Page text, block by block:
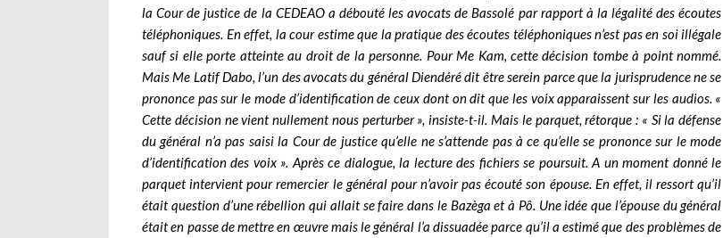
la Cour de justice de la CEDEAO a débouté les avocats de Bassolé par rapport à la légalité des écoutes
téléphoniques. En effet, la cour estime que la pratique des écoutes téléphoniques n’est pas en soi illégale
sauf si elle porte atteinte au droit de la personne. Pour Me Kam, cette décision tombe à point nommé.
Mais Me Latif Dabo, l’un des avocats du général Diendéré dit être serein parce que la jurisprudence ne se
prononce pas sur le mode d’identification de ceux dont on dit que les voix apparaissent sur les audios. «
Cette décision ne vient nullement nous perturber », insiste-t-il. Mais le parquet, rétorque : « Si la défense
du général n’a pas saisi la Cour de justice qu’elle ne s’attende pas à ce qu’elle se prononce sur le mode
d’identification des voix ». Après ce dialogue, la lecture des fichiers se poursuit. A un moment donné le
parquet intervient pour remercier le général pour n’avoir pas écouté son épouse. En effet, il ressort qu’il
était question d’une rébellion qui allait se faire dans le Bazèga et à Pô. Une idée que l’épouse du général
était en passe de mettre en œuvre mais le général l’a dissuadée parce qu’il a estimé que des problèmes de